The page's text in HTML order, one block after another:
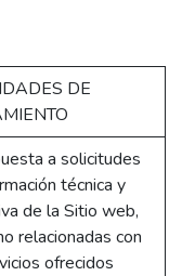
DE
a solicitudes
técnica y
de la Sitio web,
relacionadas con
ofrecidos